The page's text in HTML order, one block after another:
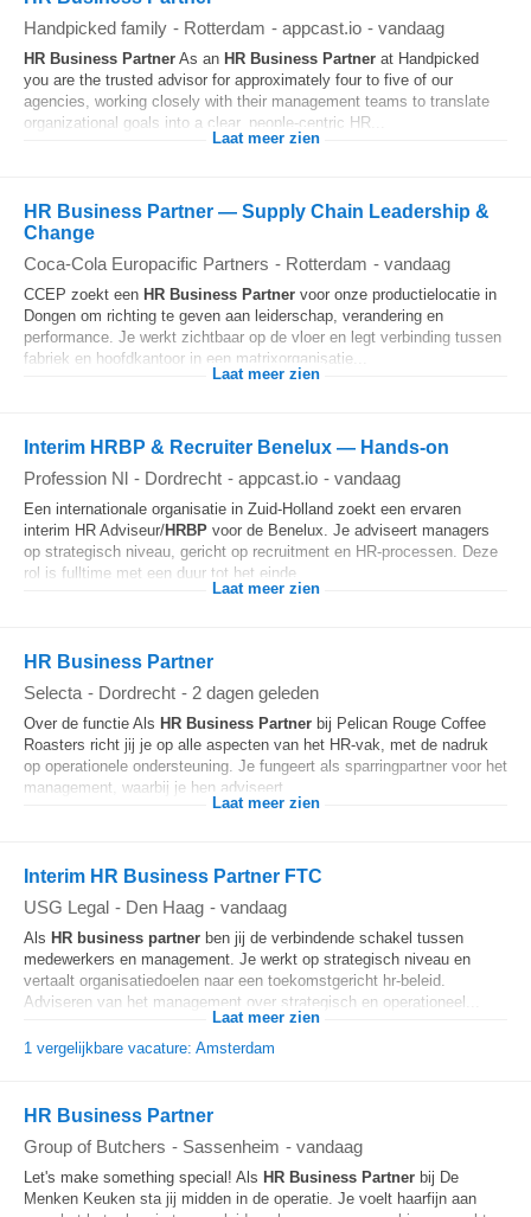
Handpicked family - Rotterdam - appcast.io - vandaag
HR Business Partner As an HR Business Partner at Handpicked
you are the trusted advisor for approximately four to five of our
agencies, working closely with their management teams to translate
organizational goals into a clear, people‑centric HR...
Laat meer zien
HR Business Partner — Supply Chain Leadership &
Change
Coca-Cola Europacific Partners - Rotterdam - vandaag
CCEP zoekt een HR Business Partner voor onze productielocatie in
Dongen om richting te geven aan leiderschap, verandering en
performance. Je werkt zichtbaar op de vloer en legt verbinding tussen
fabriek en hoofdkantoor in een matrixorganisatie...
Laat meer zien
Interim HRBP & Recruiter Benelux — Hands-on
Profession Nl - Dordrecht - appcast.io - vandaag
Een internationale organisatie in Zuid-Holland zoekt een ervaren
interim HR Adviseur/HRBP voor de Benelux. Je adviseert managers
op strategisch niveau, gericht op recruitment en HR-processen. Deze
rol is fulltime met een duur tot het einde...
Laat meer zien
HR Business Partner
Selecta - Dordrecht - 2 dagen geleden
Over de functie Als HR Business Partner bij Pelican Rouge Coffee
Roasters richt jij je op alle aspecten van het HR-vak, met de nadruk
op operationele ondersteuning. Je fungeert als sparringpartner voor het
management, waarbij je hen adviseert...
Laat meer zien
Interim HR Business Partner FTC
USG Legal - Den Haag - vandaag
Als HR business partner ben jij de verbindende schakel tussen
medewerkers en management. Je werkt op strategisch niveau en
vertaalt organisatiedoelen naar een toekomstgericht hr-beleid.
Adviseren van het management over strategisch en operationeel...
Laat meer zien
1 vergelijkbare vacature: Amsterdam
HR Business Partner
Group of Butchers - Sassenheim - vandaag
Let's make something special! Als HR Business Partner bij De
Menken Keuken sta jij midden in de operatie. Je voelt haarfijn aan